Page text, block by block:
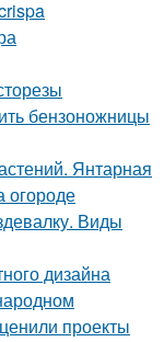
бензоножницы
Янтарная
огороде
Виды
дизайна
проекты